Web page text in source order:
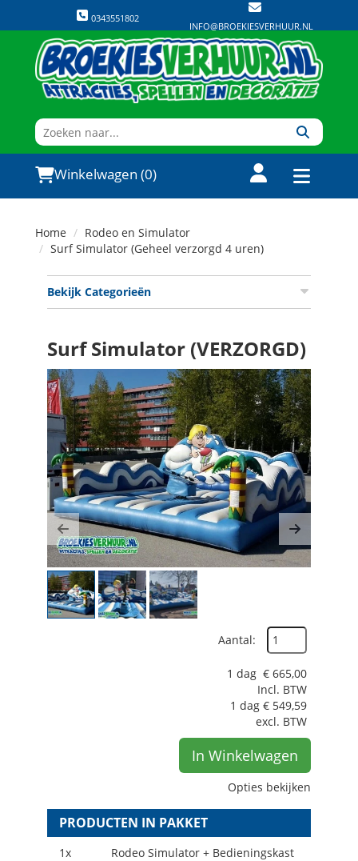
0343551802
INFO@BROEKIESVERHUUR.NL
Winkelwagen (0)
Home
Rodeo en Simulator
Surf Simulator (Geheel verzorgd 4 uren)
Bekijk Categorieën
Surf Simulator (VERZORGD)
Previous Next
Aantal:
1 dag € 665,00
Incl. BTW
1 dag € 549,59
excl. BTW
In Winkelwagen
Opties bekijken
PRODUCTEN IN PAKKET
1x
Rodeo Simulator + Bedieningskast